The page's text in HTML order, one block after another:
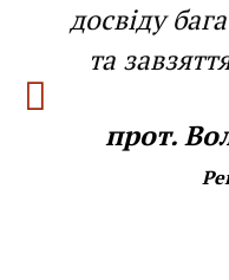
досвіду
та
прот.